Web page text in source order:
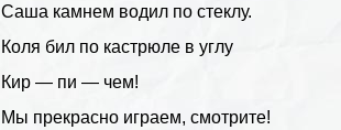
Саша камнем водил по стеклу.
Коля бил по кастрюле в углу
Кир — пи — чем!
Мы прекрасно играем, смотрите!